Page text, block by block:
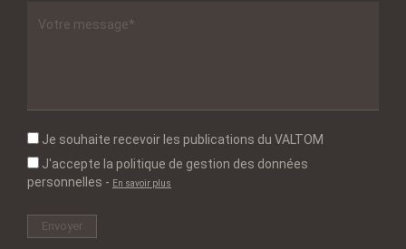
Je souhaite recevoir les publications du VALTOM
J'accepte la politique de gestion des données
personnelles - En savoir plus